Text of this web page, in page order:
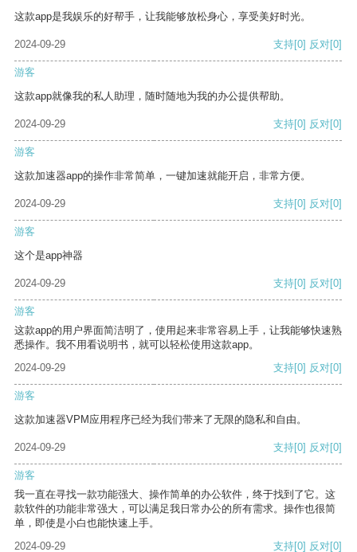
这款app是我娱乐的好帮手，让我能够放松身心，享受美好时光。
2024-09-29 支持[0] 反对[0]
游客
这款app就像我的私人助理，随时随地为我的办公提供帮助。
2024-09-29 支持[0] 反对[0]
游客
这款加速器app的操作非常简单，一键加速就能开启，非常方便。
2024-09-29 支持[0] 反对[0]
游客
这个是app神器
2024-09-29 支持[0] 反对[0]
游客
这款app的用户界面简洁明了，使用起来非常容易上手，让我能够快速熟
悉操作。我不用看说明书，就可以轻松使用这款app。
2024-09-29
支持[0] 反对[0]
游客
这款加速器VPM应用程序已经为我们带来了无限的隐私和自由。
2024-09-29 支持[0] 反对[0]
游客
我一直在寻找一款功能强大、操作简单的办公软件，终于找到了它。这
款软件的功能非常强大，可以满足我日常办公的所有需求。操作也很简
单，即使是小白也能快速上手。
2024-09-29
支持[0] 反对[0]